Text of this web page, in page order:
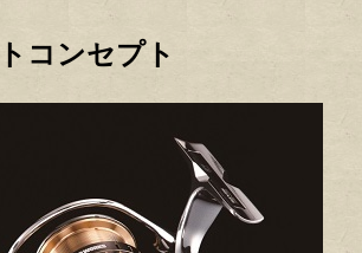
コンセプト